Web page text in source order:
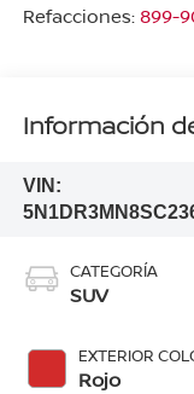
Refacciones: 899-
Información
VIN:
CATEGORÍA
SUV
EXTERIOR
Rojo